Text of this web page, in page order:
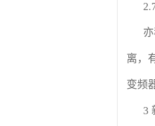
离，
变频
3